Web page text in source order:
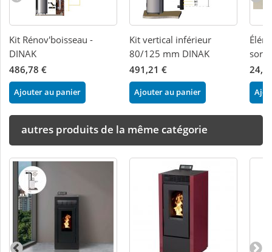
Kit Rénov'boisseau -
DINAK
486,78 €
Ajouter au panier
Kit vertical inférieur
80/125 mm DINAK
491,21 €
Ajouter au panier
autres produits de la même catégorie